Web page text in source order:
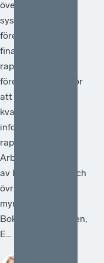
översyn av
systemet för
företagens
finansiella
rapportering och
föreslå åtgärder för
att förstärka
kvaliteten i den
information som
rapporteras.
Arbetet ska ledas
av Bolagsverket och
övriga deltagande
myndigheter är
Bokföringsnämnden,
E...